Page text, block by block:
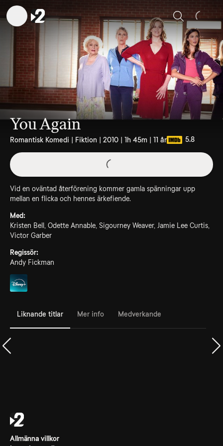
Sök
You Again
Romantisk Komedi | Fiktion | 2010 | 1h 45m | 11 år 5.8
Vid en oväntad återförening kommer gamla spänningar upp
mellan en flicka och hennes ärkefiende.
Med:
Kristen Bell, Odette Annable, Sigourney Weaver, Jamie Lee Curtis,
Victor Garber
Regissör:
Andy Fickman
Liknande titlar Mer info Medverkande
Allmänna villkor